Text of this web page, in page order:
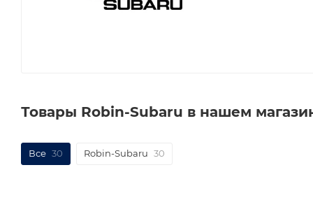
Товары Robin-Subaru в нашем
Все 30 Robin-Subaru 30